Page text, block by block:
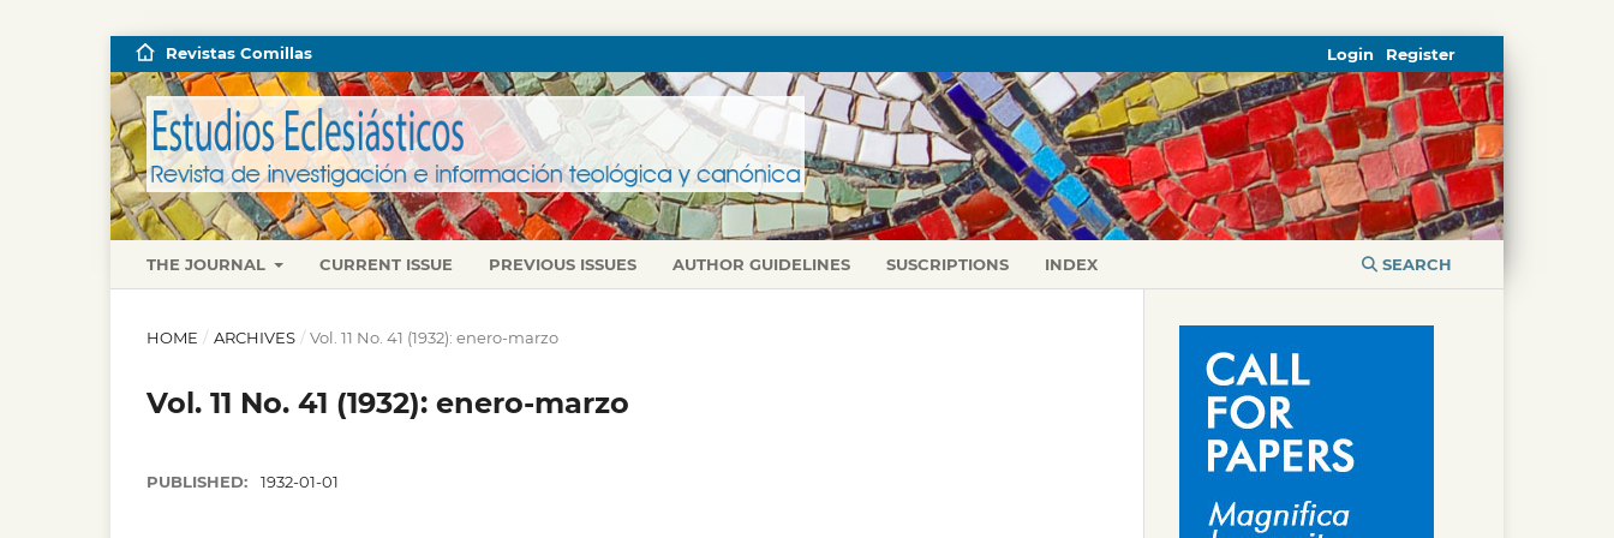
THE JOURNAL CURRENT ISSUE PREVIOUS ISSUES AUTHOR GUIDELINES SUSCRIPTIONS INDEX SEARCH
Revistas Comillas Register
Login
HOME / ARCHIVES / Vol. 11 No. 41 (1932): enero-marzo
Vol. 11 No. 41 (1932): enero-marzo
PUBLISHED: 1932-01-01